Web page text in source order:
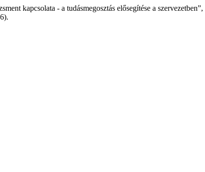
kapcsolata - a tudásmegosztás elősegítése a szervezetben”,